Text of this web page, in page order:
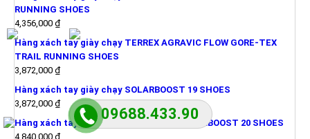
09688.433.90
RUNNING SHOES
4,356,000 ₫
Hàng xách tay giày chạy TERREX AGRAVIC FLOW GORE-TEX
TRAIL RUNNING SHOES
3,872,000 ₫
Hàng xách tay giày chạy SOLARBOOST 19 SHOES
3,872,000 ₫
Hàng xách tay giày chạy PRIMEBLUE ULTRABOOST 20 SHOES
4,840,000 ₫